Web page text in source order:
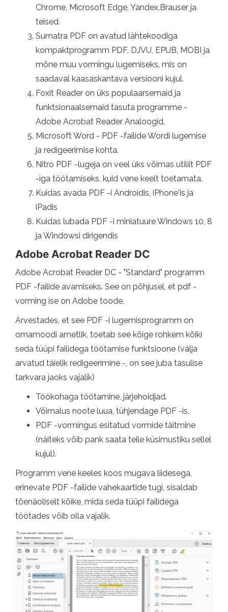
Chrome, Microsoft Edge, Yandex.Brauser ja
teised.
Sumatra PDF on avatud lähtekoodiga
kompaktprogramm PDF, DJVU, EPUB, MOBI ja
mõne muu vormingu lugemiseks, mis on
saadaval kaasaskantava versiooni kujul.
Foxit Reader on üks populaarsemaid ja
funktsionaalsemaid tasuta programme -
Adobe Acrobat Reader Analoogid.
Microsoft Word - PDF -failide Wordi lugemise
ja redigeerimise kohta.
Nitro PDF -lugeja on veel üks võimas utiliit PDF
-iga töötamiseks, kuid vene keelt toetamata.
Kuidas avada PDF -i Androidis, iPhone'is ja
iPadis
Kuidas lubada PDF -i miniatuure Windows 10, 8
ja Windowsi dirigendis
Adobe Acrobat Reader DC
Adobe Acrobat Reader DC - "Standard" programm
PDF -failide avamiseks. See on põhjusel, et pdf -
vorming ise on Adobe toode.
Arvestades, et see PDF -i lugemisprogramm on
omamoodi ametlik, toetab see kõige rohkem kõiki
seda tüüpi failidega töötamise funktsioone (välja
arvatud täielik redigeerimine -, on see juba tasulise
tarkvara jaoks vajalik)
Töökohaga töötamine, järjehoidjad.
Võimalus noote luua, tühjendage PDF -is.
PDF -vormingus esitatud vormide täitmine
(näiteks võib pank saata teile küsimustiku sellel
kujul).
Programm vene keeles koos mugava liidesega,
erinevate PDF -failide vahekaartide tugi, sisaldab
tõenäoliselt kõike, mida seda tüüpi failidega
töötades võib olla vajalik.